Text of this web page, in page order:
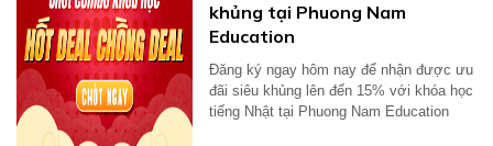
khủng tại Phuong Nam
Education
Đăng ký ngay hôm nay để nhận được ưu
đãi siêu khủng lên đến 15% với khóa học
tiếng Nhật tại Phuong Nam Education